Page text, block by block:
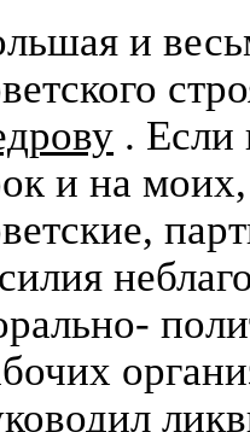
и
. Если
и на моих,